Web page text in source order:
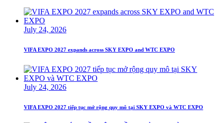
July 24, 2026
VIFA EXPO 2027 expands across SKY EXPO and WTC EXPO
July 24, 2026
VIFA EXPO 2027 tiếp tục mở rộng quy mô tại SKY EXPO và WTC EXPO